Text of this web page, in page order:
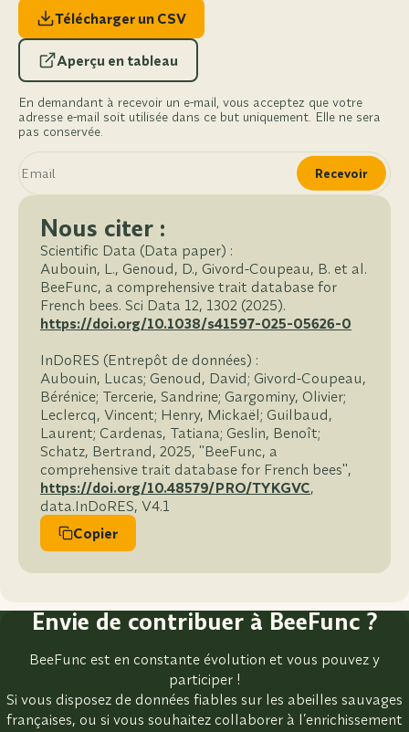
Télécharger un CSV
Aperçu en tableau
En demandant à recevoir un e-mail, vous acceptez que votre
adresse e-mail soit utilisée dans ce but uniquement. Elle ne sera
pas conservée.
Recevoir
Nous citer :
Scientific Data (Data paper) :
Aubouin, L., Genoud, D., Givord-Coupeau, B. et al.
BeeFunc, a comprehensive trait database for
French bees. Sci Data 12, 1302 (2025).
https://doi.org/10.1038/s41597-025-05626-0
InDoRES (Entrepôt de données) :
Aubouin, Lucas; Genoud, David; Givord-Coupeau,
Bérénice; Tercerie, Sandrine; Gargominy, Olivier;
Leclercq, Vincent; Henry, Mickaël; Guilbaud,
Laurent; Cardenas, Tatiana; Geslin, Benoît;
Schatz, Bertrand, 2025, "BeeFunc, a
comprehensive trait database for French bees",
https://doi.org/10.48579/PRO/TYKGVC,
data.InDoRES, V4.1
Copier
Envie de contribuer à BeeFunc ?
BeeFunc est en constante évolution et vous pouvez y
participer !
Si vous disposez de données fiables sur les abeilles sauvages
françaises, ou si vous souhaitez collaborer à l’enrichissement